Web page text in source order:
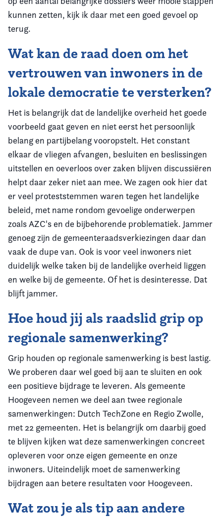
kunnen zetten, kijk ik daar met een goed gevoel op
terug.
Wat kan de raad doen om het
vertrouwen van inwoners in de
lokale democratie te versterken?
Het is belangrijk dat de landelijke overheid het goede
voorbeeld gaat geven en niet eerst het persoonlijk
belang en partijbelang vooropstelt. Het constant
elkaar de vliegen afvangen, besluiten en beslissingen
uitstellen en oeverloos over zaken blijven discussiëren
helpt daar zeker niet aan mee. We zagen ook hier dat
er veel proteststemmen waren tegen het landelijke
beleid, met name rondom gevoelige onderwerpen
zoals AZC's en de bijbehorende problematiek. Jammer
genoeg zijn de gemeenteraadsverkiezingen daar dan
vaak de dupe van. Ook is voor veel inwoners niet
duidelijk welke taken bij de landelijke overheid liggen
en welke bij de gemeente. Of het is desinteresse. Dat
blijft jammer.
Hoe houd jij als raadslid grip op
regionale samenwerking?
Grip houden op regionale samenwerking is best lastig.
We proberen daar wel goed bij aan te sluiten en ook
een positieve bijdrage te leveren. Als gemeente
Hoogeveen nemen we deel aan twee regionale
samenwerkingen: Dutch TechZone en Regio Zwolle,
met 22 gemeenten. Het is belangrijk om daarbij goed
te blijven kijken wat deze samenwerkingen concreet
opleveren voor onze eigen gemeente en onze
inwoners. Uiteindelijk moet de samenwerking
bijdragen aan betere resultaten voor Hoogeveen.
Wat zou je als tip aan andere